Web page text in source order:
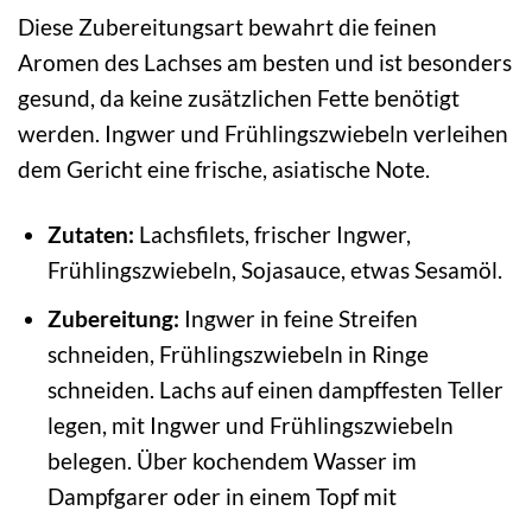
Diese Zubereitungsart bewahrt die feinen
Aromen des Lachses am besten und ist besonders
gesund, da keine zusätzlichen Fette benötigt
werden. Ingwer und Frühlingszwiebeln verleihen
dem Gericht eine frische, asiatische Note.
Zutaten: Lachsfilets, frischer Ingwer,
Frühlingszwiebeln, Sojasauce, etwas Sesamöl.
Zubereitung: Ingwer in feine Streifen
schneiden, Frühlingszwiebeln in Ringe
schneiden. Lachs auf einen dampffesten Teller
legen, mit Ingwer und Frühlingszwiebeln
belegen. Über kochendem Wasser im
Dampfgarer oder in einem Topf mit